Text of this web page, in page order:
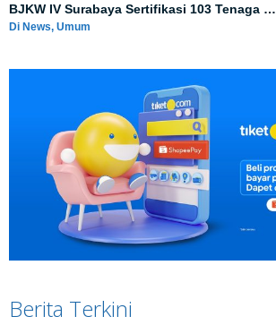
BJKW IV Surabaya Sertifikasi 103 Tenaga …
Di News, Umum
Berita Terkini